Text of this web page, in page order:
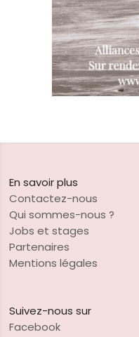
En savoir plus
Contactez-nous
Qui sommes-nous ?
Jobs et stages
Partenaires
Mentions légales
Suivez-nous sur
Facebook